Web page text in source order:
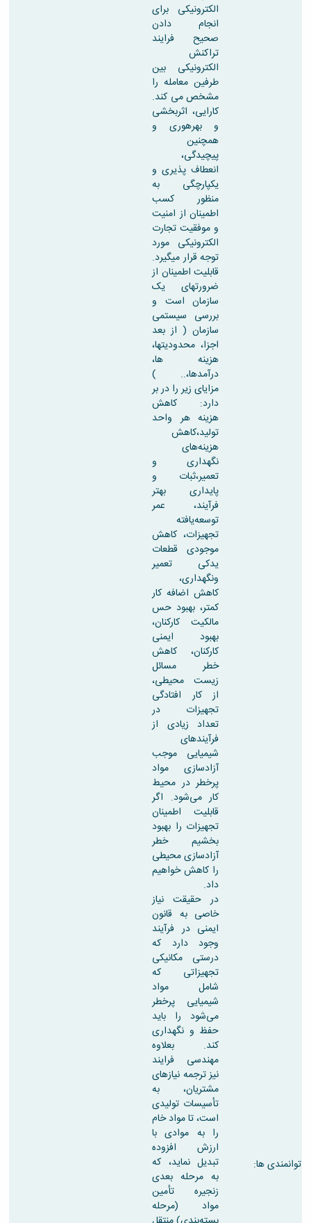
توانمندی ها:
الکترونیکی برای
انجام دادن
صحیح فرایند
تراکنش
الکترونیکی بین
طرفین معامله را
مشخص می کند.
کارایی، اثربخشی
و بهره­وری و
همچنین
پیچیدگی،
انعطاف پذیری و
یکپارچگی به
منظور کسب
اطمینان از امنیت
و موفقیت تجارت
الکترونیکی مورد
توجه قرار میگیرد.
قابلیت اطمینان از
ضرورتهای یک
سازمان است و
بررسی سیستمی
سازمان ( از بعد
اجزا، محدودیتها،
هزینه ها،
درآمدها،.. )
مزایای زیر را در بر
دارد: کاهش
هزینه هر واحد
تولید،کاهش
هزینه‌های
نگهداری و
تعمیر،ثبات و
پایداری بهتر
فرآیند، عمر
توسعه‌یافته
تجهیزات، کاهش
موجودی قطعات
یدکی تعمیر
ونگهداری،
کاهش اضافه کار
کمتر، بهبود حس
مالکیت کارکنان،
بهبود ایمنی
کارکنان، کاهش
خطر مسائل
زیست محیطی،
از کار افتادگی
تجهیزات در
تعداد زیادی از
فرآیندهای
شیمیایی موجب
آزادسازی مواد
پرخطر در محیط
کار می‌شود. اگر
قابلیت اطمینان
تجهیزات را بهبود
بخشیم خطر
آزادسازی محیطی
را کاهش خواهیم
داد.
در حقیقت نیاز
خاصی به قانون
ایمنی در فرآیند
وجود دارد که
درستی مکانیکی
تجهیزاتی که
شامل مواد
شیمیایی پرخطر
می‌شود را باید
حفظ و نگهداری
کند. بعلاوه
مهندسی فرایند
نیز ترجمه نیازهای
مشتریان، به
تأسیسات تولیدی
است، تا مواد خام
را به موادی با
ارزش افزوده
تبدیل نماید، که
به مرحله بعدی
زنجیره تأمین
مواد (مرحله